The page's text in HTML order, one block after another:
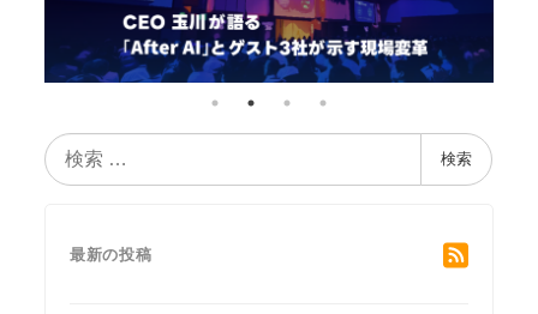
検
索
検索
最新の投稿